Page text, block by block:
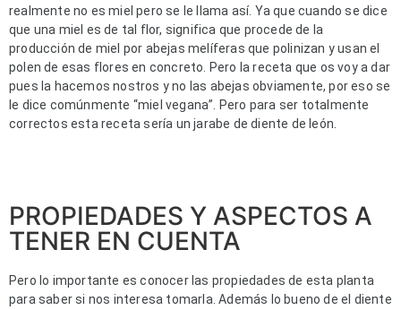
realmente no es miel pero se le llama así. Ya que cuando se dice
que una miel es de tal flor, significa que procede de la
producción de miel por abejas melíferas que polinizan y usan el
polen de esas flores en concreto. Pero la receta que os voy a dar
pues la hacemos nostros y no las abejas obviamente, por eso se
le dice comúnmente “miel vegana”. Pero para ser totalmente
correctos esta receta sería un jarabe de diente de león.
PROPIEDADES Y ASPECTOS A
TENER EN CUENTA
Pero lo importante es conocer las propiedades de esta planta
para saber si nos interesa tomarla. Además lo bueno de el diente